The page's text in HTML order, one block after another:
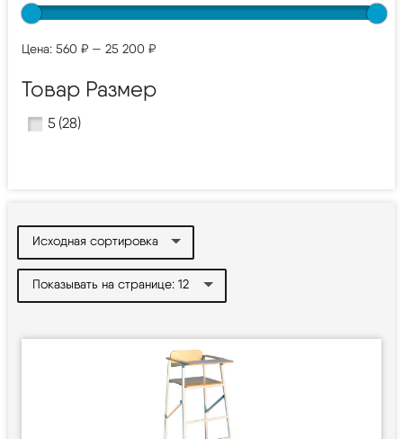
Цена: 560 ₽ — 25 200 ₽
Товар Размер
5 (28)